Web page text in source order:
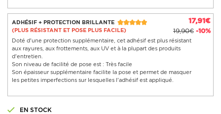
ADHÉSIF + PROTECTION BRILLANTE
(PLUS RÉSISTANT ET POSE PLUS FACILE)
17,91€
19,90€ -10%
Doté d'une protection supplémentaire, cet adhésif est plus résistant
aux rayures, aux frottements, aux UV et à la plupart des produits
d'entretien.
Son niveau de facilité de pose est : Très facile
Son épaisseur supplémentaire facilite la pose et permet de masquer
les petites imperfections sur lesquelles l'adhésif est appliqué.
EN STOCK